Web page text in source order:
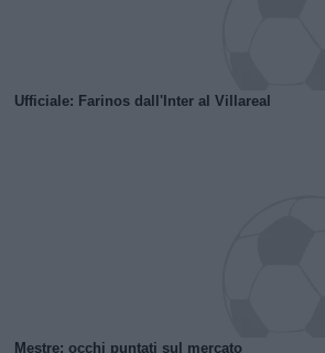
Ufficiale: Farinos dall'Inter al Villareal
Mestre: occhi puntati sul mercato